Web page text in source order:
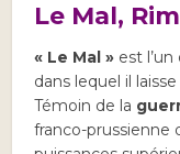
Le Mal,
« Le Mal » est
dans lequel il
Témoin de la
franco-prussienne